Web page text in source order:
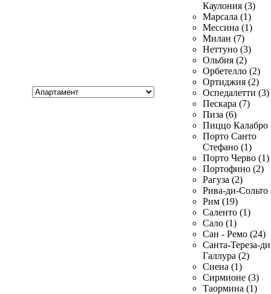
Каулония (3)
Марсала (1)
Мессина (1)
Милан (7)
Неттуно (3)
Ольбия (2)
Орбетелло (2)
Ортиджия (2)
Оспедалетти (3)
Пескара (7)
Пиза (6)
Пиццо Калабро
Порто Санто
Стефано (1)
Порто Черво (1)
Портофино (2)
Рагуза (2)
Рива-ди-Сольто
Рим (19)
Саленто (1)
Сало (1)
Сан - Ремо (24)
Санта-Тереза-
Галлура (2)
Сиена (1)
Сирмионе (3)
Таормина (1)